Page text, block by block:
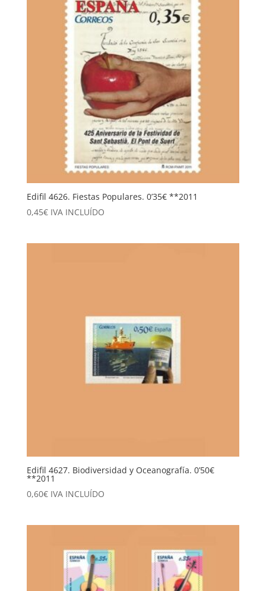
Edifil 4626. Fiestas Populares. 0’35€ **2011
0,45€ IVA INCLUÍDO
Edifil 4627. Biodiversidad y Oceanografía. 0’50€
**2011
0,60€ IVA INCLUÍDO